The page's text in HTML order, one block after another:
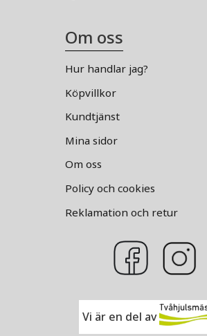
Om oss
Hur handlar jag?
Köpvillkor
Kundtjänst
Mina sidor
Om oss
Policy och cookies
Reklamation och retur
Vi är en del av